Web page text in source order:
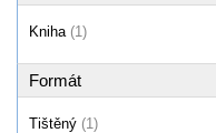
Kniha (1)
Formát
Tištěný (1)